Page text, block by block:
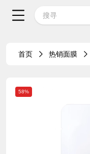
首页 热销面膜
58%